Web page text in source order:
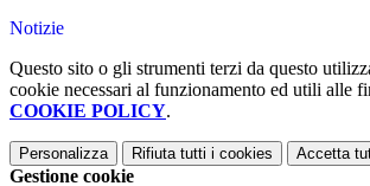
Notizie
Questo sito o gli strumenti terzi da questo
cookie necessari al funzionamento ed utili alle
COOKIE POLICY.
Personalizza Rifiuta tutti i cookies Accetta
Gestione cookie